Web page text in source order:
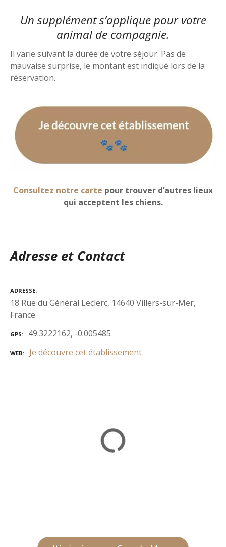
Un supplément s’applique pour votre
animal de compagnie.
Il varie suivant la durée de votre séjour. Pas de
mauvaise surprise, le montant est indiqué lors de la
réservation.
Consultez notre carte pour trouver d’autres lieux
qui acceptent les chiens.
Adresse et Contact
ADRESSE
18 Rue du Général Leclerc, 14640 Villers-sur-Mer,
France
GPS 49.3222162, -0.005485
WEB Je découvre cet établissement